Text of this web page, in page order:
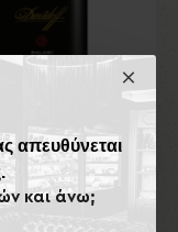
απευθύνεται
και άνω;
Malawi 50gr